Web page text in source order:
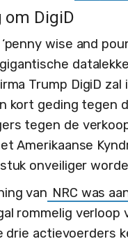
DigiD
wise and
Trump DigiD
kort geding tegen
tegen de
Amerikaanse
onveiliger
van NRC was
rommelig verloop
drie actievoerders